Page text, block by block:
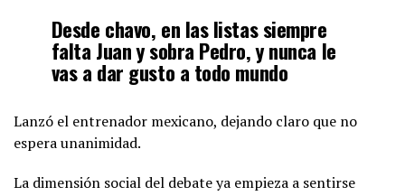
Desde chavo, en las listas siempre
falta Juan y sobra Pedro, y nunca le
vas a dar gusto a todo mundo
Lanzó el entrenador mexicano, dejando claro que no
espera unanimidad.
La dimensión social del debate ya empieza a sentirse